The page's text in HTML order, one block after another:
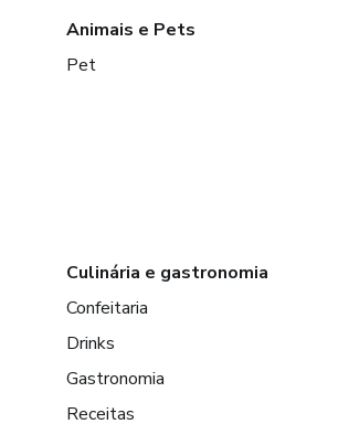
Animais e Pets
Pet
Culinária e gastronomia
Confeitaria
Drinks
Gastronomia
Receitas